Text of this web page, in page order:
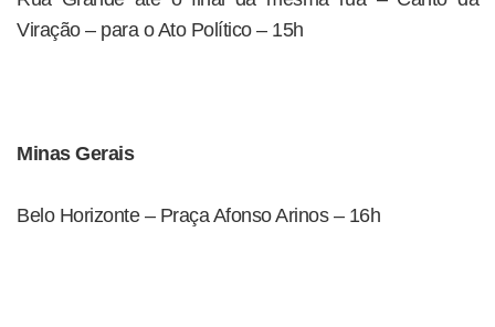
Viração – para o Ato Político – 15h
Minas Gerais
Belo Horizonte – Praça Afonso Arinos – 16h